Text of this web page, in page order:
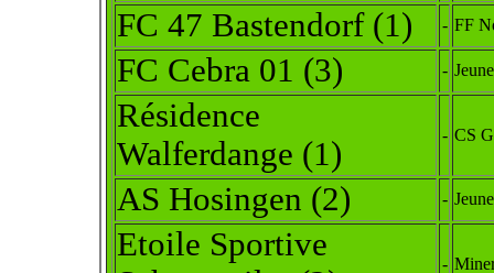
FC 47 Bastendorf(1) - FF
FC Cebra 01 (3) -
Résidence
Walferdange (1)
- CS
AS Hosingen (2) -
Etoile Sportive
-